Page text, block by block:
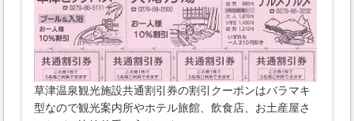
草津温泉観光施設共通割引券の割引クーポンはバラマキ
型なので観光案内所やホテル旅館、飲食店、お土産屋さ